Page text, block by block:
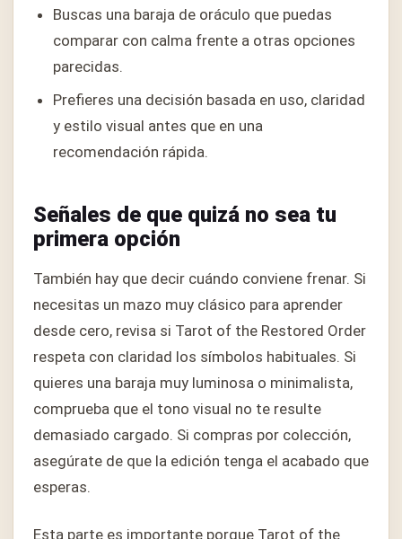
Buscas una baraja de oráculo que puedas
comparar con calma frente a otras opciones
parecidas.
Prefieres una decisión basada en uso, claridad
y estilo visual antes que en una
recomendación rápida.
Señales de que quizá no sea tu
primera opción
También hay que decir cuándo conviene frenar. Si
necesitas un mazo muy clásico para aprender
desde cero, revisa si Tarot of the Restored Order
respeta con claridad los símbolos habituales. Si
quieres una baraja muy luminosa o minimalista,
comprueba que el tono visual no te resulte
demasiado cargado. Si compras por colección,
asegúrate de que la edición tenga el acabado que
esperas.
Esta parte es importante porque Tarot of the